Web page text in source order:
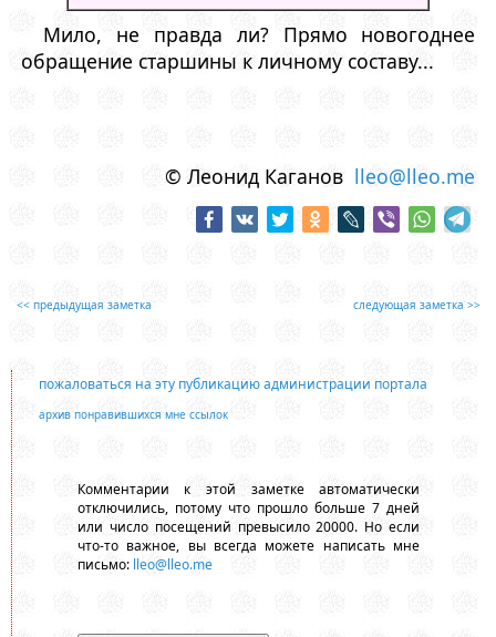
Мило, не правда ли? Прямо новогоднее
обращение старшины к личному составу...
© Леонид Каганов lleo@lleo.me
<< предыдущая заметка следующая заметка >>
пожаловаться на эту публикацию администрации портала
архив понравившихся мне ссылок
Комментарии к этой заметке автоматически
отключились, потому что прошло больше 7 дней
или число посещений превысило 20000. Но если
что-то важное, вы всегда можете написать мне
письмо: lleo@lleo.me